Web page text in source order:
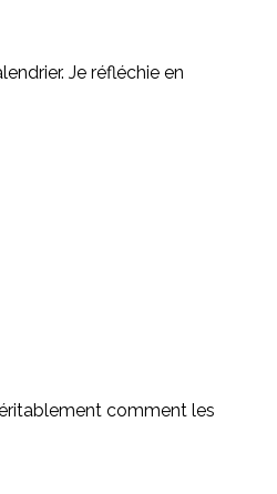
Je réfléchie en
comment les